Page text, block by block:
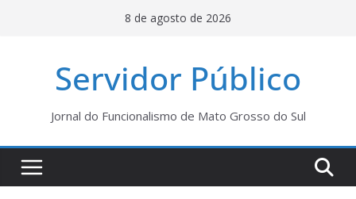
8 de agosto de 2026
Servidor Público
Jornal do Funcionalismo de Mato Grosso do Sul